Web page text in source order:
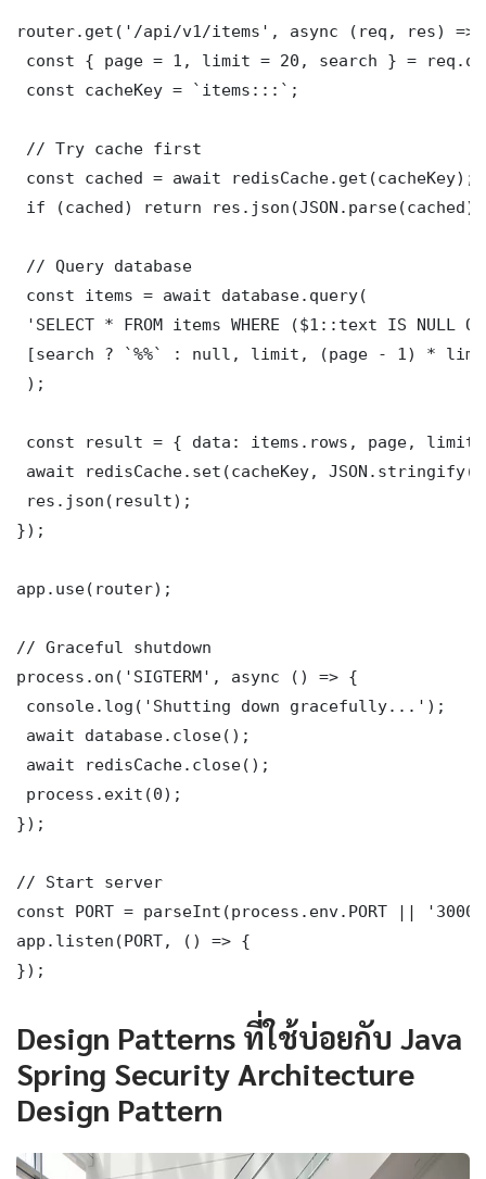
router.get('/api/v1/items', async (req, res) =>
const { page = 1, limit = 20, search } =
const cacheKey = `items:::`;
// Try cache first
const cached = await redisCache.get(cacheKey);
if (cached) return
// Query database
const items = await database.query(
'SELECT * FROM items WHERE ($1::text IS NULL
[search ? `%%` : null, limit, (page - 1) *
);
const result = { data: items.rows, page,
await redisCache.set(cacheKey,
res.json(result);
});
app.use(router);
// Graceful shutdown
process.on('SIGTERM', async () => {
console.log('Shutting down gracefully...');
await database.close();
await redisCache.close();
process.exit(0);
});
// Start server
const PORT = parseInt(process.env.PORT ||
app.listen(PORT, () => {
});
Design Patterns ที่ใช้บ่อยกับ Java
Spring Security Architecture
Design Pattern